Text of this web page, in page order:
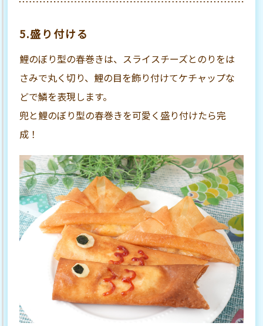
5.盛り付ける
鯉のぼり型の春巻きは、スライスチーズとのりをは
さみで丸く切り、鯉の目を飾り付けてケチャップな
どで鱗を表現します。
兜と鯉のぼり型の春巻きを可愛く盛り付けたら完
成！